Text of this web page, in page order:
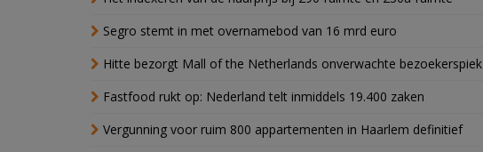
Segro stemt in met overnamebod van 16 mrd euro
Hitte bezorgt Mall of the Netherlands onverwachte bezoekerspiek
Fastfood rukt op: Nederland telt inmiddels 19.400 zaken
Vergunning voor ruim 800 appartementen in Haarlem definitief